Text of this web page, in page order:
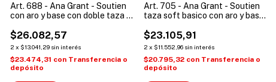
Art. 688 - Ana Grant - Soutien
con aro y base con doble taza (
$26.082,57
2 x $13.041,29 sin interés
$23.474,31 con Transferencia o
depósito
Art. 705 - Ana Grant - Soutien
taza soft basico con aro y base
$23.105,91
2 x $11.552,96 sin interés
$20.795,32 con Transferencia o
depósito